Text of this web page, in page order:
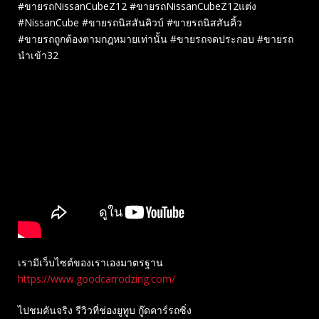
#ขายรถNissanCubeZ12 #ขายรถNissanCubeZ12แต่ง
#NissanCube #ขายรถนิสสันคิวบ์ #ขายรถนิสสันคิ้ว
#ขายรถถูกต้องตามกฎหมายเท่านั้น #ขายรถจดประกอบ #ขายรถ
นำเข้า32
เรามีเว็บไซต์ของเราเองมาตรฐาน
https://www.goodcarrodzing.com/
ไปชมคันจริง รีวิวที่ช่องยู​ทูบ​ กู๊ดคาร์รถซิ่ง